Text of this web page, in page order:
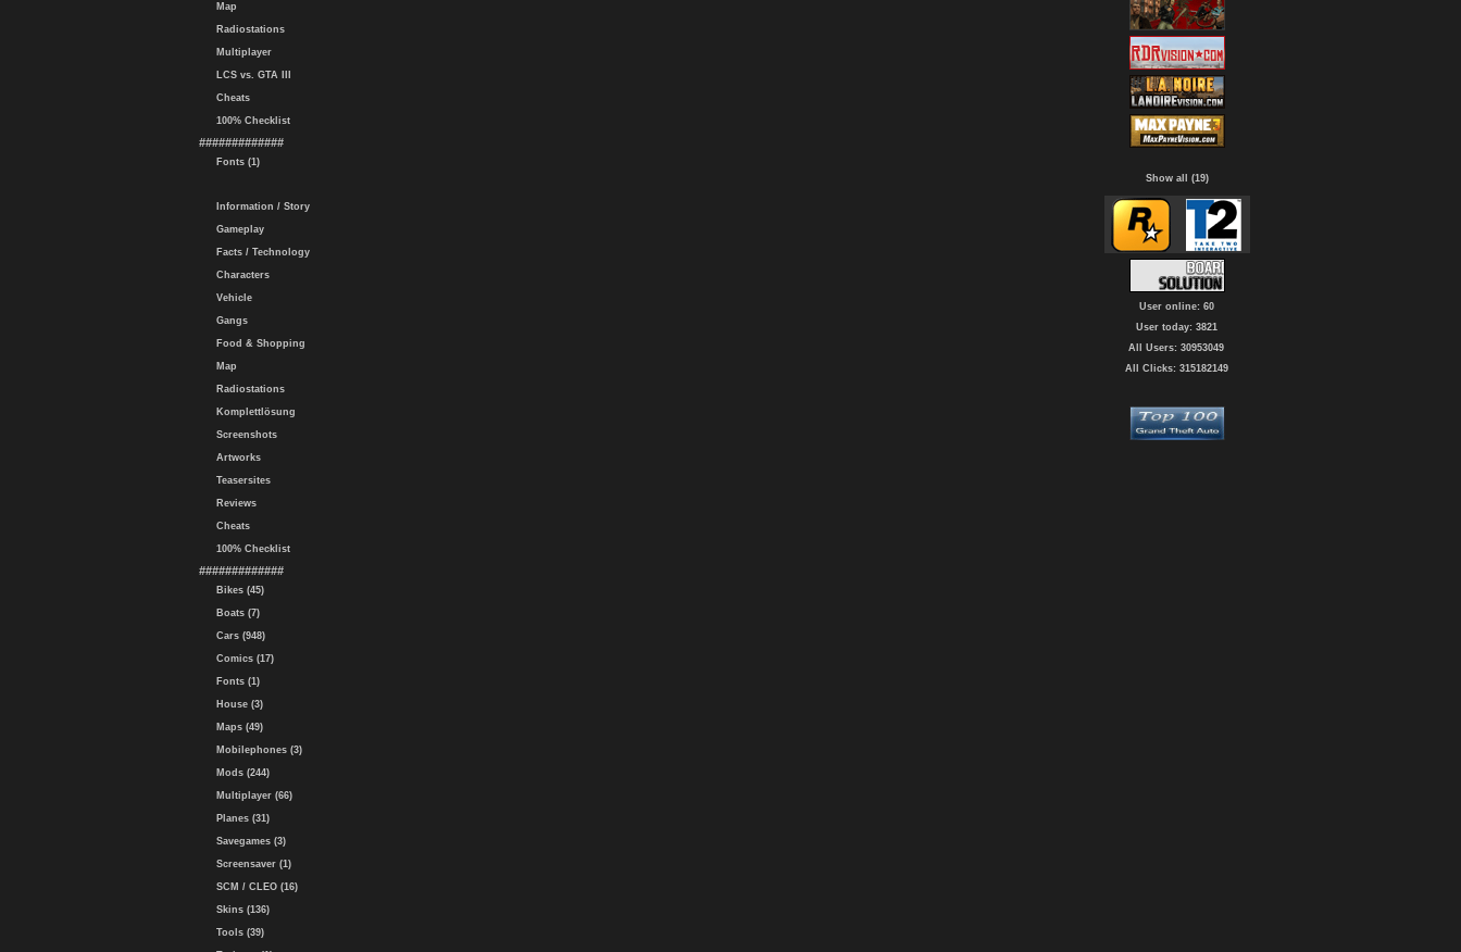
Map
Radiostations
Multiplayer
LCS vs. GTA III
Cheats
100% Checklist
#############
Fonts (1)
Information / Story
Gameplay
Facts / Technology
Characters
Vehicle
Gangs
Food & Shopping
Map
Radiostations
Komplettlösung
Screenshots
Artworks
Teasersites
Reviews
Cheats
100% Checklist
#############
Bikes (45)
Boats (7)
Cars (948)
Comics (17)
Fonts (1)
House (3)
Maps (49)
Mobilephones (3)
Mods (244)
Multiplayer (66)
Planes (31)
Savegames (3)
Screensaver (1)
SCM / CLEO (16)
Skins (136)
Tools (39)
Show all (19)
User online: 60
User today: 3821
All Users: 30953049
All Clicks: 315182149